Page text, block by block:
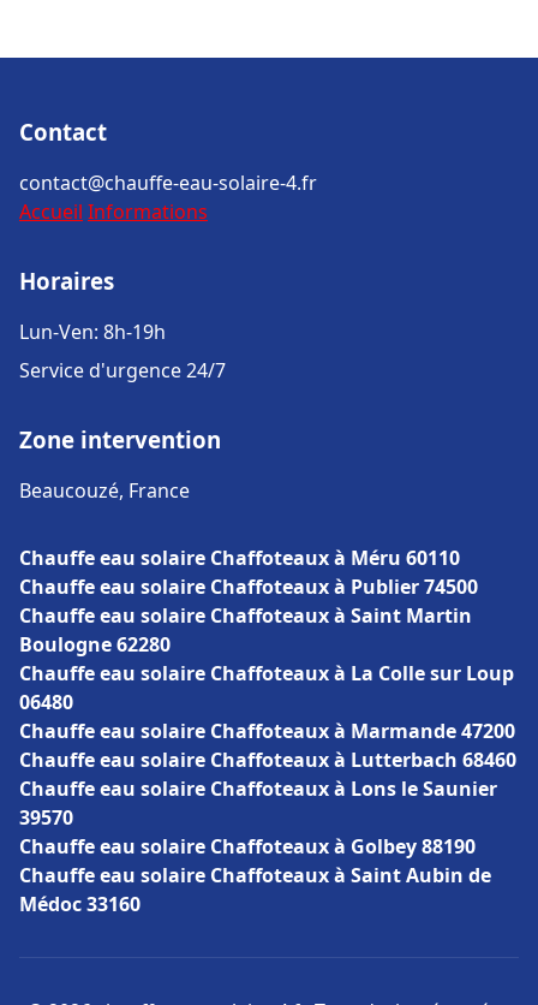
Contact
contact@chauffe-eau-solaire-4.fr
Accueil Informations
Horaires
Lun-Ven: 8h-19h
Service d'urgence 24/7
Zone intervention
Beaucouzé, France
Chauffe eau solaire Chaffoteaux à Méru 60110
Chauffe eau solaire Chaffoteaux à Publier 74500
Chauffe eau solaire Chaffoteaux à Saint Martin
Boulogne 62280
Chauffe eau solaire Chaffoteaux à La Colle sur Loup
06480
Chauffe eau solaire Chaffoteaux à Marmande 47200
Chauffe eau solaire Chaffoteaux à Lutterbach 68460
Chauffe eau solaire Chaffoteaux à Lons le Saunier
39570
Chauffe eau solaire Chaffoteaux à Golbey 88190
Chauffe eau solaire Chaffoteaux à Saint Aubin de
Médoc 33160